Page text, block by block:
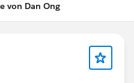
von Dan Ong